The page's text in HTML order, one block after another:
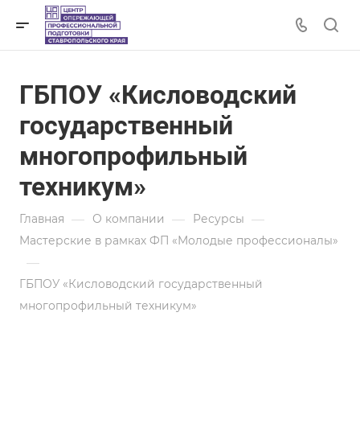
ГБПОУ «Кисловодский
государственный
многопрофильный
техникум»
Главная — О компании — Ресурсы —
Мастерские в рамках ФП «Молодые профессионалы»
—
ГБПОУ «Кисловодский государственный
многопрофильный техникум»